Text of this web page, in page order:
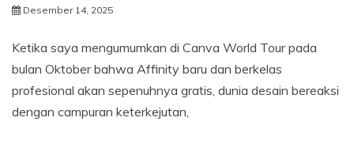
Desember 14, 2025
Ketika saya mengumumkan di Canva World Tour pada
bulan Oktober bahwa Affinity baru dan berkelas
profesional akan sepenuhnya gratis, dunia desain bereaksi
dengan campuran keterkejutan,